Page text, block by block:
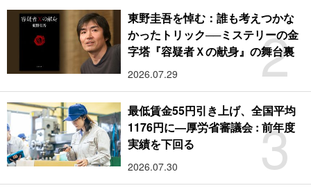
2
東野圭吾を悼む：誰も考えつかな
かったトリック──ミステリーの金
字塔『容疑者Ｘの献身』の舞台裏
2026.07.29
3
最低賃金55円引き上げ、全国平均
1176円に―厚労省審議会 : 前年度
実績を下回る
2026.07.30